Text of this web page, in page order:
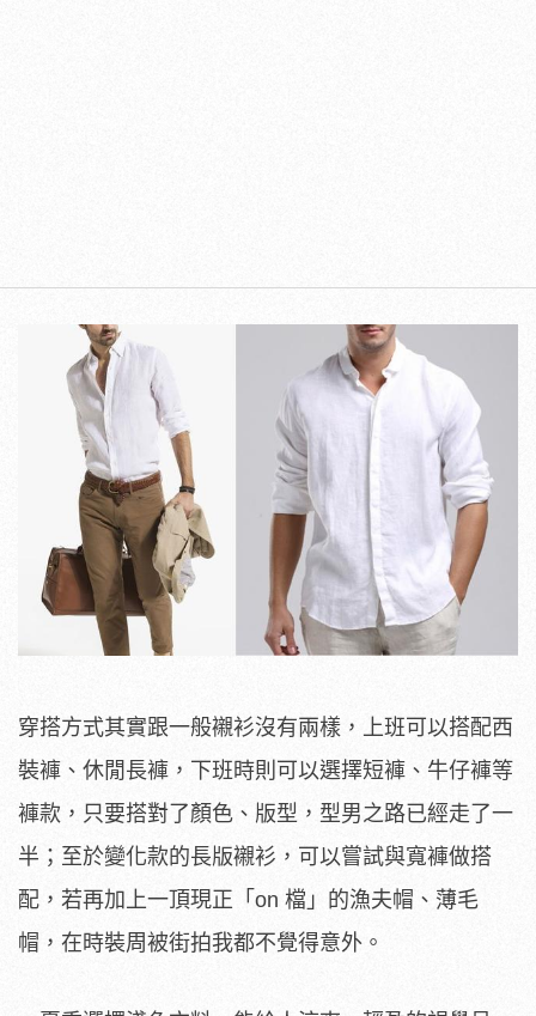
穿搭方式其實跟一般襯衫沒有兩樣，上班可以搭配西
裝褲、休閒長褲，下班時則可以選擇短褲、牛仔褲等
褲款，只要搭對了顏色、版型，型男之路已經走了一
半；至於變化款的長版襯衫，可以嘗試與寬褲做搭
配，若再加上一頂現正「on 檔」的漁夫帽、薄毛
帽，在時裝周被街拍我都不覺得意外。